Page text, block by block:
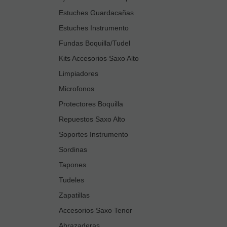
Estuches Guardacañas
Estuches Instrumento
Fundas Boquilla/Tudel
Kits Accesorios Saxo Alto
Limpiadores
Microfonos
Protectores Boquilla
Repuestos Saxo Alto
Soportes Instrumento
Sordinas
Tapones
Tudeles
Zapatillas
Accesorios Saxo Tenor